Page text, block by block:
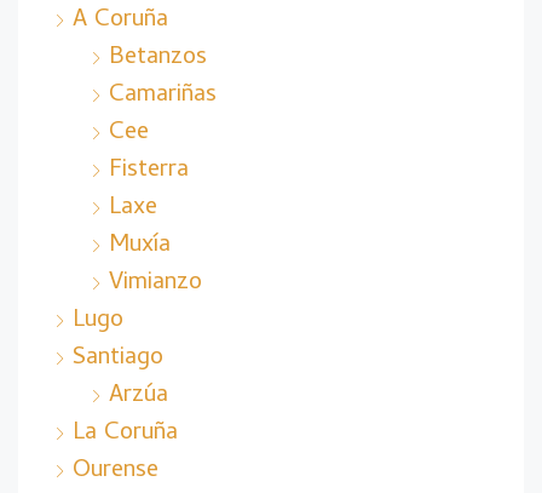
A Coruña
Betanzos
Camariñas
Cee
Fisterra
Laxe
Muxía
Vimianzo
Lugo
Santiago
Arzúa
La Coruña
Ourense